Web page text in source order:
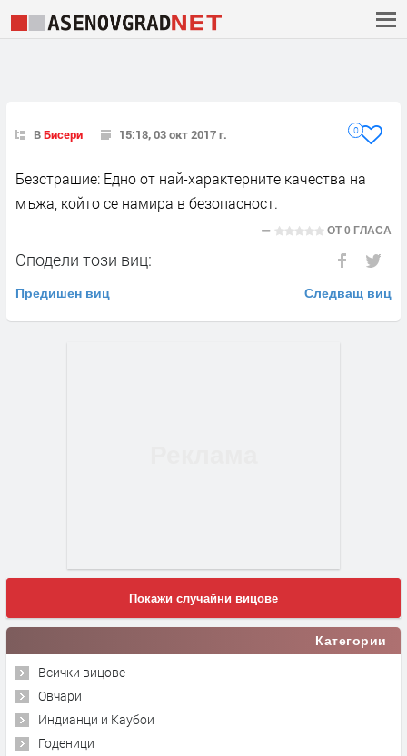
ВБисери 15:18, 03 окт 2017 г. 0
Безстрашие: Едно от най-характерните качества на
мъжа, който се намира в безопасност.
ОТ0 ГЛАСА
Сподели този виц:
Предишен виц Следващ виц
Покажи случайни вицове
Категории
Всички вицове
Овчари
Индианци и Каубои
Годеници